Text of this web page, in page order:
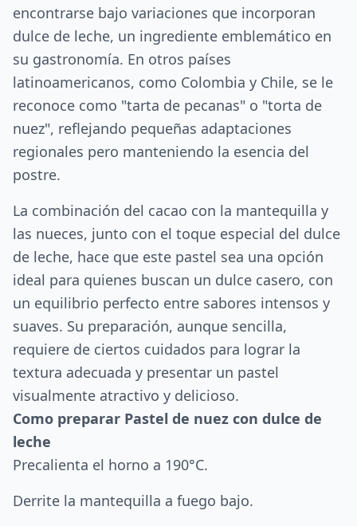
encontrarse bajo variaciones que incorporan
dulce de leche, un ingrediente emblemático en
su gastronomía. En otros países
latinoamericanos, como Colombia y Chile, se le
reconoce como "tarta de pecanas" o "torta de
nuez", reflejando pequeñas adaptaciones
regionales pero manteniendo la esencia del
postre.
La combinación del cacao con la mantequilla y
las nueces, junto con el toque especial del dulce
de leche, hace que este pastel sea una opción
ideal para quienes buscan un dulce casero, con
un equilibrio perfecto entre sabores intensos y
suaves. Su preparación, aunque sencilla,
requiere de ciertos cuidados para lograr la
textura adecuada y presentar un pastel
visualmente atractivo y delicioso.
Como preparar Pastel de nuez con dulce de
leche
Precalienta el horno a 190°C.
Derrite la mantequilla a fuego bajo.